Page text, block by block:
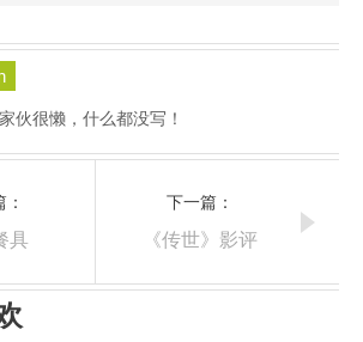
伙很懒，什么都没写！
：
具
下一篇：
《传世》影评